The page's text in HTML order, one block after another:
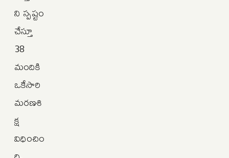
ని స్పష్టం
చేస్తూ
38
మందికి
ఒకేసారి
మరణశి
క్ష
విధించిం